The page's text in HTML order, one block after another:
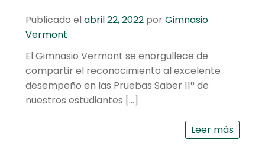
Publicado el abril 22, 2022 porGimnasio
Vermont
El Gimnasio Vermont se enorgullece de
compartir el reconocimiento al excelente
desempeño en las Pruebas Saber 11° de
nuestros estudiantes […]
Leer más